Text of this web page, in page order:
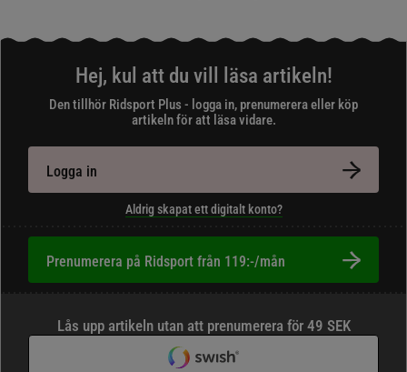
Hej, kul att du vill läsa artikeln!
Den tillhör Ridsport Plus - logga in, prenumerera eller köp
artikeln för att läsa vidare.
Logga in
Aldrig skapat ett digitalt konto?
Prenumerera på Ridsport från 119:-/mån